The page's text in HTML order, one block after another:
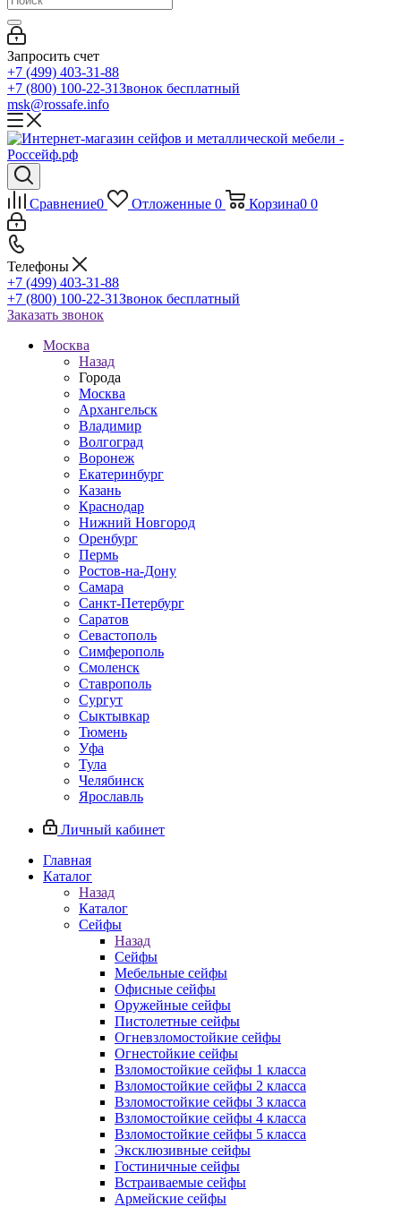
Запросить счет
+7 (499) 403-31-88
+7 (800) 100-22-31Звонок бесплатный
msk@rossafe.info
Сравнение0 Отложенные 0 Корзина0 0
Телефоны
+7 (499) 403-31-88
+7 (800) 100-22-31Звонок бесплатный
Заказать звонок
Москва
Назад
Города
Москва
Архангельск
Владимир
Волгоград
Воронеж
Екатеринбург
Казань
Краснодар
Нижний Новгород
Оренбург
Пермь
Ростов-на-Дону
Самара
Санкт-Петербург
Саратов
Севастополь
Симферополь
Смоленск
Ставрополь
Сургут
Сыктывкар
Тюмень
Уфа
Тула
Челябинск
Ярославль
Личный кабинет
Главная
Каталог
Назад
Каталог
Сейфы
Назад
Сейфы
Мебельные сейфы
Офисные сейфы
Оружейные сейфы
Пистолетные сейфы
Огневзломостойкие сейфы
Огнестойкие сейфы
Взломостойкие сейфы 1 класса
Взломостойкие сейфы 2 класса
Взломостойкие сейфы 3 класса
Взломостойкие сейфы 4 класса
Взломостойкие сейфы 5 класса
Эксклюзивные сейфы
Гостиничные сейфы
Встраиваемые сейфы
Армейские сейфы